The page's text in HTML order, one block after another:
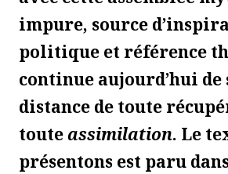
impure, source
politique et référence
continue aujourd’hui de
distance de toute
touteassimilation. Le
présentons est paru